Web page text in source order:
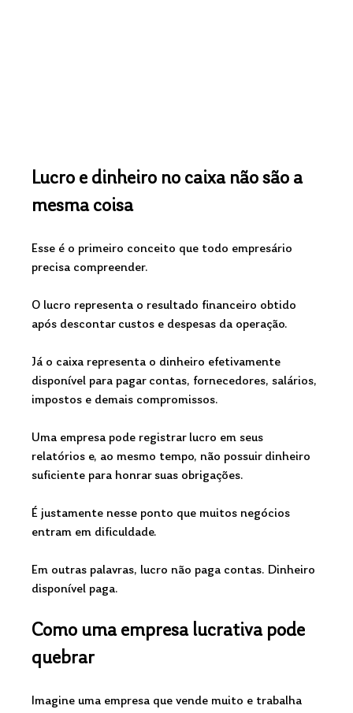
Lucro e dinheiro no caixa não são a
mesma coisa
Esse é o primeiro conceito que todo empresário
precisa compreender.
O lucro representa o resultado financeiro obtido
após descontar custos e despesas da operação.
Já o caixa representa o dinheiro efetivamente
disponível para pagar contas, fornecedores, salários,
impostos e demais compromissos.
Uma empresa pode registrar lucro em seus
relatórios e, ao mesmo tempo, não possuir dinheiro
suficiente para honrar suas obrigações.
É justamente nesse ponto que muitos negócios
entram em dificuldade.
Em outras palavras, lucro não paga contas. Dinheiro
disponível paga.
Como uma empresa lucrativa pode
quebrar
Imagine uma empresa que vende muito e trabalha